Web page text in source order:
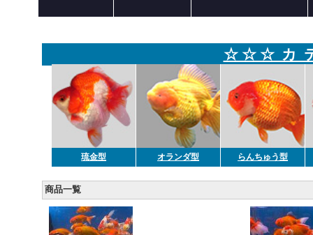
☆ ☆ ☆ カ
琉金型 オランダ型 らんちゅう型
商品一覧